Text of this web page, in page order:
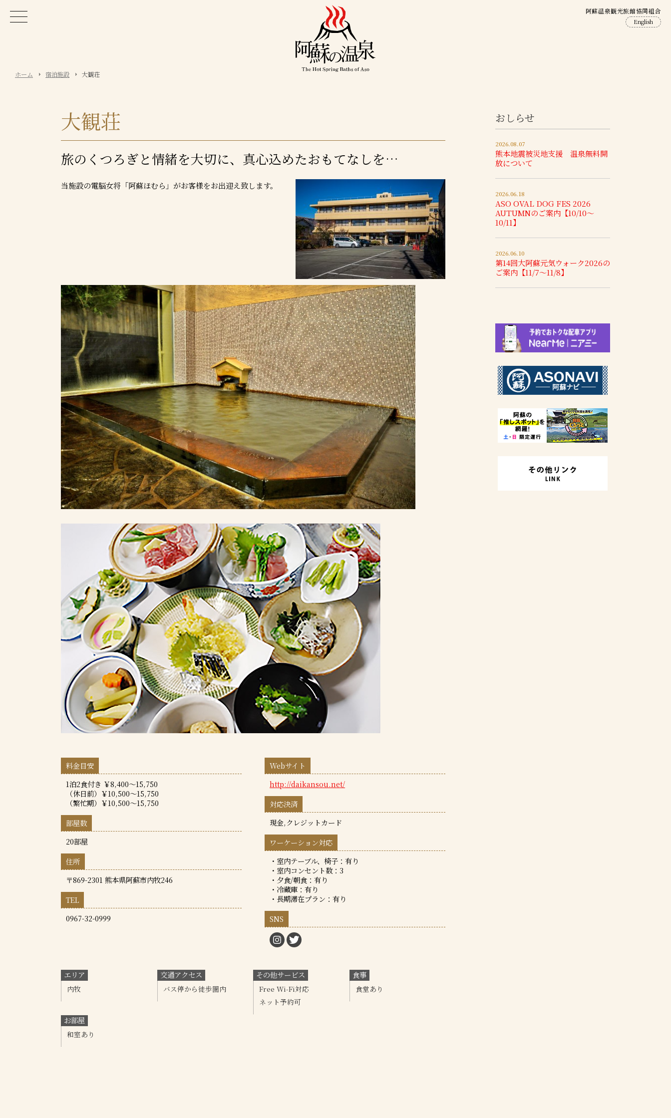
阿蘇温泉観光旅館協同組合
English
ホーム 宿泊施設 大観荘
大観荘
旅のくつろぎと情緒を大切に、真心込めたおもてなしを…
当施設の電脳女将「阿蘇ほむら」がお客様をお出迎え致します。
料金目安
1泊2食付き ￥8,400～15,750
（休日前）￥10,500～15,750
（繁忙期）￥10,500～15,750
部屋数
20部屋
住所
〒869-2301 熊本県阿蘇市内牧246
TEL
0967-32-0999
Webサイト
http://daikansou.net/
対応決済
現金,クレジットカード
ワーケーション対応
・室内テーブル、椅子：有り
・室内コンセント数：3
・夕食/朝食：有り
・冷蔵庫：有り
・長期滞在プラン：有り
SNS
エリア
内牧
交通アクセス
バス停から徒歩圏内
その他サービス
Free Wi-Fi対応
ネット予約可
食事
食堂あり
お部屋
和室あり
おしらせ
2026.08.07
熊本地震被災地支援 温泉無料開
放について
2026.06.18
ASO OVAL DOG FES 2026
AUTUMNのご案内【10/10～
10/11】
2026.06.10
第14回大阿蘇元気ウォーク2026の
ご案内【11/7～11/8】